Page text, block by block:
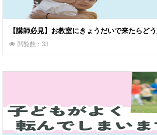
【講師必見】お教室にきょうだいで来たらど
閲覧数：33